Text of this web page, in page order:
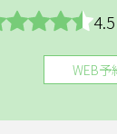
4.5
WEB予